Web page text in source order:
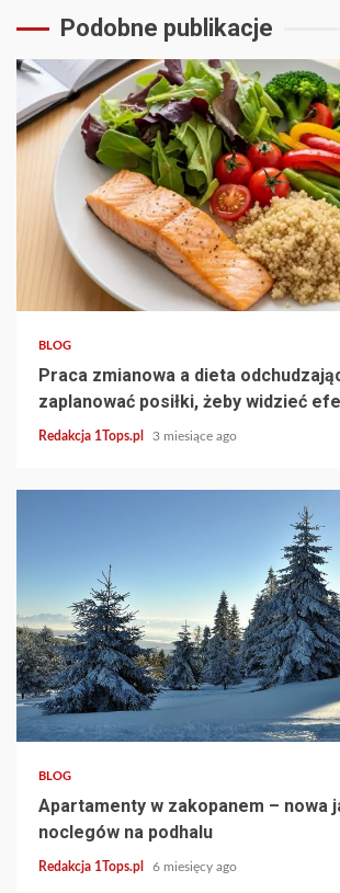
Podobne publikacje
3 min read
BLOG
Praca zmianowa a dieta
zaplanować posiłki, żeby widzieć
Redakcja 1Tops.pl 3 miesiące ago
4 min read
BLOG
Apartamenty w zakopanem – nowa
noclegów na podhalu
Redakcja 1Tops.pl 6 miesięcy ago